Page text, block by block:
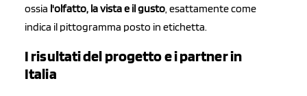
ossia l'olfatto, la vista e il gusto, esattamente come
indica il pittogramma posto in etichetta.
I risultati del progetto e i partner in
Italia